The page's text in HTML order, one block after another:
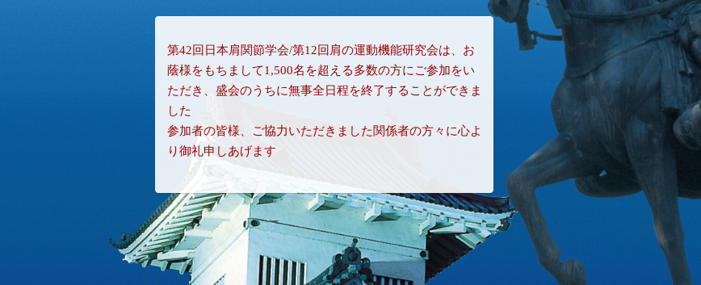
第42回日本肩関節学会/第12回肩の運動機能研究会は、お
蔭様をもちまして1,500名を超える多数の方にご参加をい
ただき、盛会のうちに無事全日程を終了することができま
した
参加者の皆様、ご協力いただきました関係者の方々に心よ
り御礼申しあげます